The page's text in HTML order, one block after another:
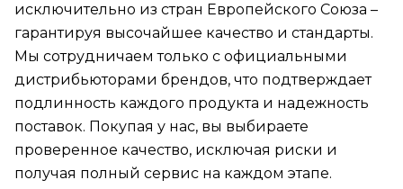
исключительно из стран Европейского Союза –
гарантируя высочайшее качество и стандарты.
Мы сотрудничаем только с официальными
дистрибьюторами брендов, что подтверждает
подлинность каждого продукта и надежность
поставок. Покупая у нас, вы выбираете
проверенное качество, исключая риски и
получая полный сервис на каждом этапе.